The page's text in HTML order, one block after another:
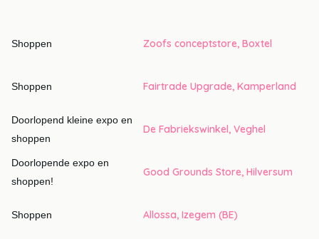
Shoppen Zoofs conceptstore, Boxtel
Shoppen Fairtrade Upgrade, Kamperland
Doorlopend kleine expo en
shoppen
De Fabriekswinkel, Veghel
Doorlopende expo en
shoppen!
Good Grounds Store, Hilversum
Shoppen Allossa, Izegem (BE)